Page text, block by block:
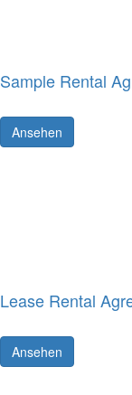
Sample Rental
Ansehen
Lease Rental
Ansehen